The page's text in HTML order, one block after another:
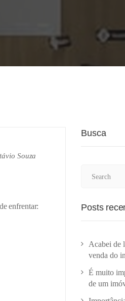
Souza
enfrentar:
Busca
Posts
Acabei de
venda do
É muito
de um